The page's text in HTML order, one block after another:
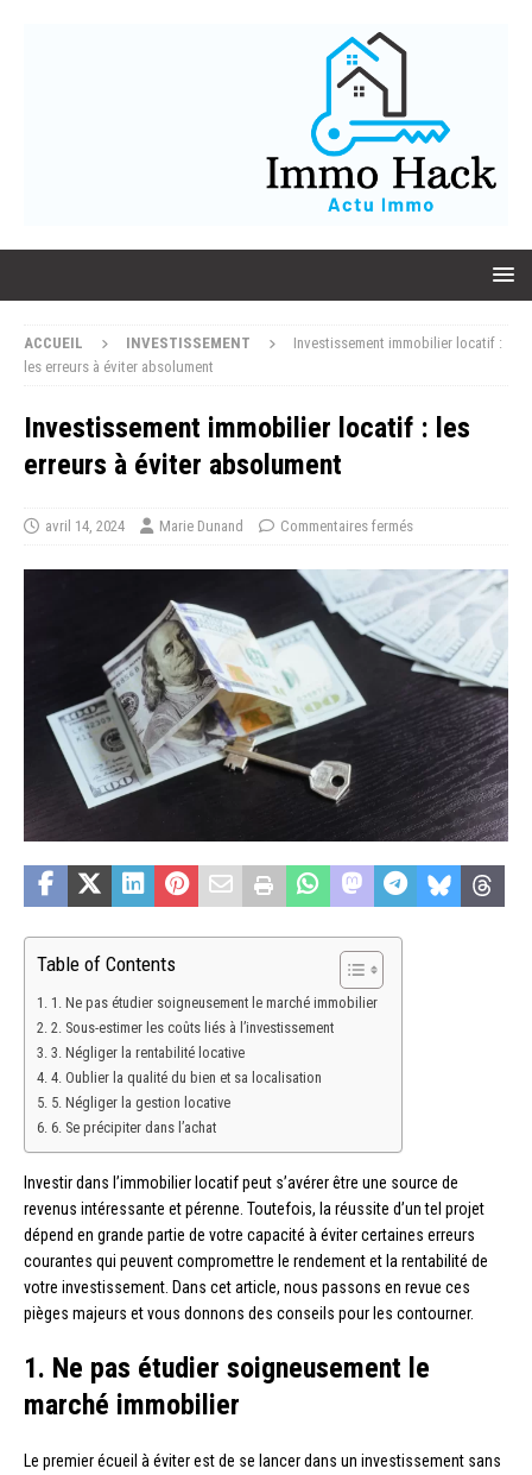
ACCUEIL INVESTISSEMENT
Investissement immobilier locatif :
les erreurs à éviter absolument
Investissement immobilier locatif : les
erreurs à éviter absolument
avril 14, 2024 Marie Dunand Commentaires fermés
Table of Contents
1. Ne pas étudier soigneusement le marché immobilier
2. Sous-estimer les coûts liés à l’investissement
3. Négliger la rentabilité locative
4. Oublier la qualité du bien et sa localisation
5. Négliger la gestion locative
6. Se précipiter dans l’achat
Investir dans l’immobilier locatif peut s’avérer être une source de
revenus intéressante et pérenne. Toutefois, la réussite d’un tel projet
dépend en grande partie de votre capacité à éviter certaines erreurs
courantes qui peuvent compromettre le rendement et la rentabilité de
votre investissement. Dans cet article, nous passons en revue ces
pièges majeurs et vous donnons des conseils pour les contourner.
1. Ne pas étudier soigneusement le
marché immobilier
Le premier écueil à éviter est de se lancer dans un investissement sans